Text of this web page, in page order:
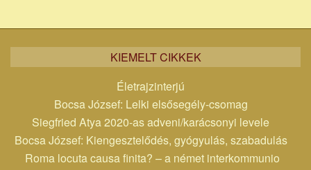
KIEMELT CIKKEK
Életrajzinterjú
Bocsa József: Lelki elsősegély-csomag
Siegfried Atya 2020-as adveni/karácsonyi levele
Bocsa József: Kiengesztelődés, gyógyulás, szabadulás
Roma locuta causa finita? – a német interkommunio